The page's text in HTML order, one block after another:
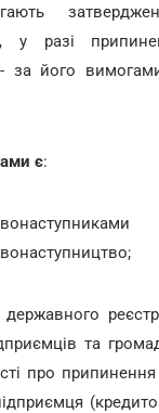
у разі
за його
є:
та
про